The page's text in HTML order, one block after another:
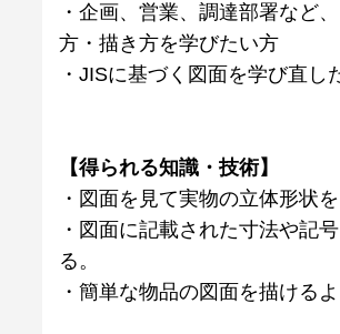
・企画、営業、調達部署など
方・描き方を学びたい方
・JISに基づく図面を学び直し
【得られる知識・技術】
・図面を見て実物の立体形状
・図面に記載された寸法や記
る。
・簡単な物品の図面を描ける